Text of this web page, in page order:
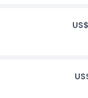
Троллейбус
способ осмотра
без хлопот с
места для
Полный круг
примерно 1,2 часа,